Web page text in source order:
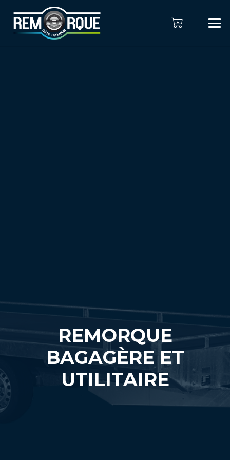
REMORQUE
BAGAGÈRE ET
UTILITAIRE